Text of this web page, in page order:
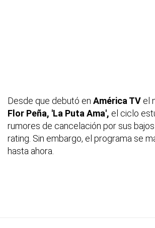
Desde que debutó en América TV el
Flor Peña, 'La Puta Ama', el ciclo
rumores de cancelación por sus
rating. Sin embargo, el programa se
hasta ahora.